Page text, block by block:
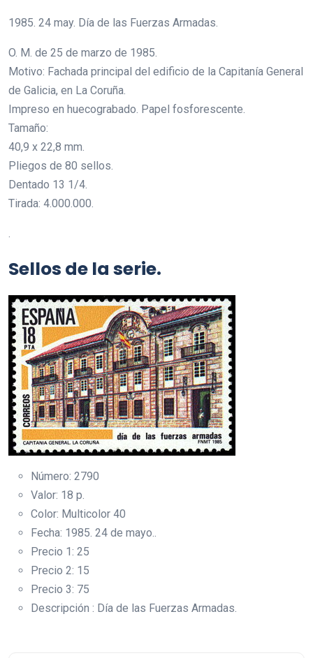
1985. 24 may. Día de las Fuerzas Armadas.
O. M. de 25 de marzo de 1985.
Motivo: Fachada principal del edificio de la Capitanía General
de Galicia, en La Coruña.
Impreso en huecograbado. Papel fosforescente.
Tamaño:
40,9 x 22,8 mm.
Pliegos de 80 sellos.
Dentado 13 1/4.
Tirada: 4.000.000.
.
Sellos de la serie.
Número: 2790
Valor: 18 p.
Color: Multicolor 40
Fecha: 1985. 24 de mayo..
Precio 1: 25
Precio 2: 15
Precio 3: 75
Descripción : Día de las Fuerzas Armadas.